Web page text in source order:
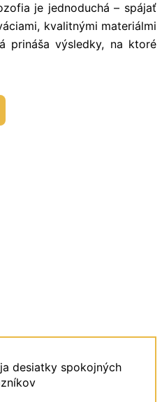
je jednoduchá – spájať
kvalitnými materiálmi
prináša výsledky, na ktoré
desiatky spokojných